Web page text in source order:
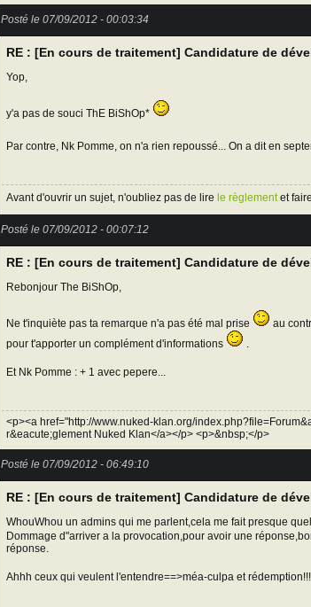
Posté le 07/09/2012 - 00:03:34
RE : [En cours de traitement] Candidature de
Yop,
y'a pas de souci ThE BiShOp*
Par contre, Nk Pomme, on n'a rien repoussé... On a dit en
Avant d'ouvrir un sujet, n'oubliez pas de lire le règlementet
Posté le 07/09/2012 - 00:07:12
RE : [En cours de traitement] Candidature de
Rebonjour The BiShOp,
Ne t'inquiète pas ta remarque n'a pas été mal prise
au
pour t'apporter un complément d'informations
.
Et Nk Pomme : + 1 avec pepere...
<p><a href="http://www.nuked-klan.org/
r&eacute;glement Nuked Klan</a></p> <p>&nbsp;</p>
Posté le 07/09/2012 - 06:49:10
RE : [En cours de traitement] Candidature de
WhouWhou un admins qui me parlent,cela me fait presque
Dommage d"arriver a la provocation,pour avoir une
réponse.
Ahhh ceux qui veulent l'entendre==>méa-culpa et